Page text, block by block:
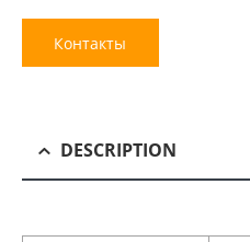
Контакты
DESCRIPTION